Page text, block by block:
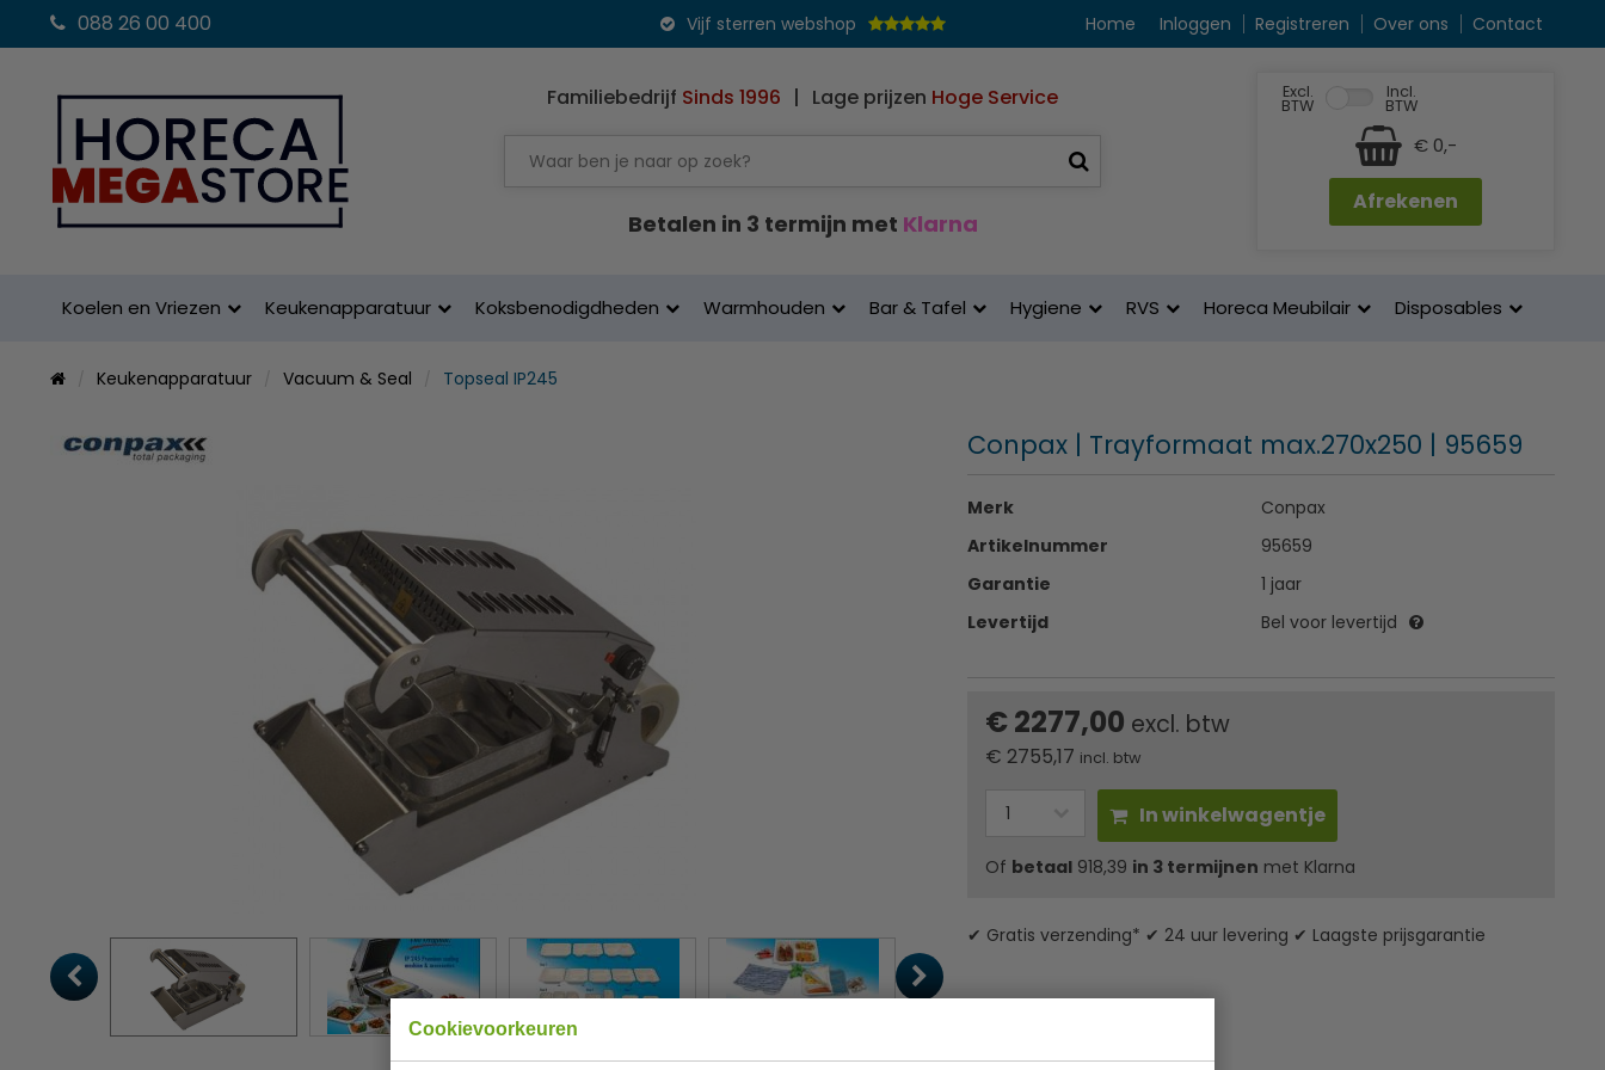
Cookievoorkeuren
088 26 00 400 Vijf sterren webshop Home Inloggen Registreren Over ons Contact
Familiebedrijf Sinds 1996 | Lage prijzen Hoge Service
Betalen in 3 termijn met Klarna
Excl.
BTW
Incl.
BTW
€ 0,-
Afrekenen
Koelen en Vriezen Keukenapparatuur Koksbenodigdheden Warmhouden Bar & Tafel Hygiene RVS Horeca Meubilair Disposables
Keukenapparatuur Vacuum & Seal Topseal IP245
Conpax | Trayformaat max.270x250 | 95659
Merk
Conpax
Artikelnummer
95659
Garantie
1 jaar
Levertijd
Bel voor levertijd
€ 2277,00 excl. btw
€ 2755,17 incl. btw
In winkelwagentje
Of betaal918,39 in 3 termijnen met Klarna
✔ Gratis verzending* ✔ 24 uur levering ✔ Laagste prijsgarantie